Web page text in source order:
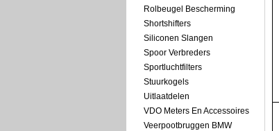
Rolbeugel Bescherming
Shortshifters
Siliconen Slangen
Spoor Verbreders
Sportluchtfilters
Stuurkogels
Uitlaatdelen
VDO Meters En Accessoires
Veerpootbruggen BMW